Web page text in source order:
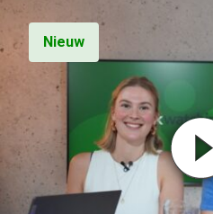
Nieuw